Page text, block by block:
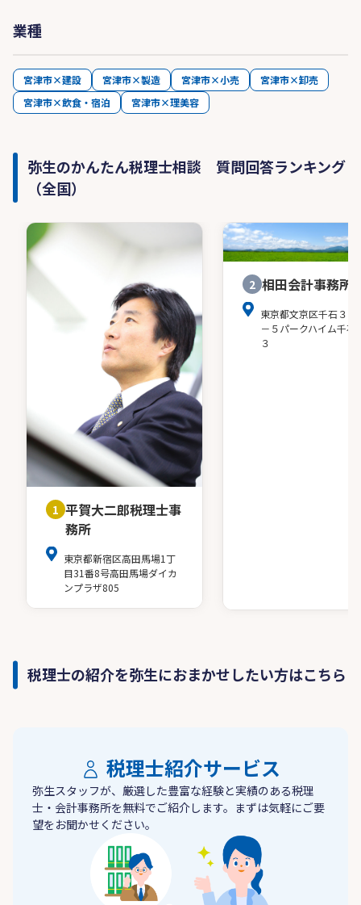
業種
宮津市×建設 宮津市×製造 宮津市×小売
宮津市×卸売
宮津市×飲食・宿泊
宮津市×理美容
弥生のかんたん税理士相談 質問回答ランキング
（全国）
1 平賀大二郎税理士事
務所
東京都新宿区高田馬場1丁
目31番8号高田馬場ダイカ
ンプラザ805
2 相田会計事務所
東京都文京区千石３－
－５パークハイム千石
３
税理士の紹介を弥生におまかせしたい方はこちら
税理士紹介サービス
弥生スタッフが、厳選した豊富な経験と実績のある税理
士・会計事務所を無料でご紹介します。まずは気軽にご要
望をお聞かせください。